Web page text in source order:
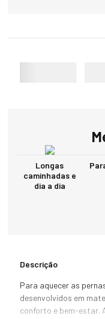
Longas
caminhadas e
dia a dia
Descrição
Para aquecer as
desenvolvidos em
conforto e bem-estar.